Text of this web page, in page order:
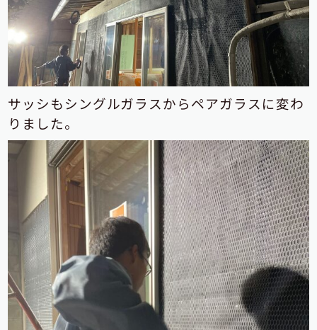
サッシもシングルガラスからペアガラスに変わ
りました。